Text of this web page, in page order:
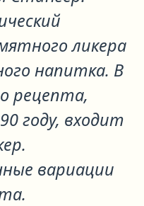
ликера
напитка. В
рецепта,
году, входит
вариации